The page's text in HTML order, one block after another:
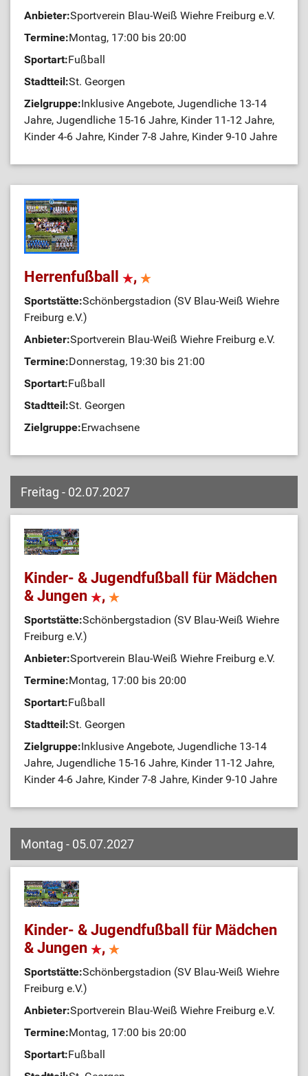
Anbieter:Sportverein Blau-Weiß Wiehre Freiburg e.V.
Termine:Montag, 17:00 bis 20:00
Sportart:Fußball
Stadtteil:St. Georgen
Zielgruppe:Inklusive Angebote, Jugendliche 13-14
Jahre, Jugendliche 15-16 Jahre, Kinder 11-12 Jahre,
Kinder 4-6 Jahre, Kinder 7-8 Jahre, Kinder 9-10 Jahre
Herrenfußball ,
Sportstätte:Schönbergstadion (SV Blau-Weiß Wiehre
Freiburg e.V.)
Anbieter:Sportverein Blau-Weiß Wiehre Freiburg e.V.
Termine:Donnerstag, 19:30 bis 21:00
Sportart:Fußball
Stadtteil:St. Georgen
Zielgruppe:Erwachsene
Freitag - 02.07.2027
Kinder- & Jugendfußball für Mädchen
& Jungen
,
Sportstätte:Schönbergstadion (SV Blau-Weiß Wiehre
Freiburg e.V.)
Anbieter:Sportverein Blau-Weiß Wiehre Freiburg e.V.
Termine:Montag, 17:00 bis 20:00
Sportart:Fußball
Stadtteil:St. Georgen
Zielgruppe:Inklusive Angebote, Jugendliche 13-14
Jahre, Jugendliche 15-16 Jahre, Kinder 11-12 Jahre,
Kinder 4-6 Jahre, Kinder 7-8 Jahre, Kinder 9-10 Jahre
Montag - 05.07.2027
Kinder- & Jugendfußball für Mädchen
& Jungen
,
Sportstätte:Schönbergstadion (SV Blau-Weiß Wiehre
Freiburg e.V.)
Anbieter:Sportverein Blau-Weiß Wiehre Freiburg e.V.
Termine:Montag, 17:00 bis 20:00
Sportart:Fußball